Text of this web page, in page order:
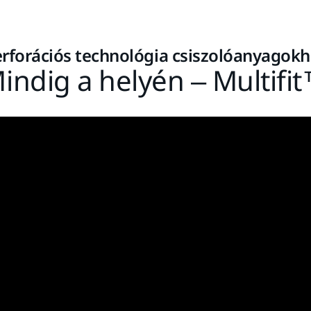
technológia
a helyén –